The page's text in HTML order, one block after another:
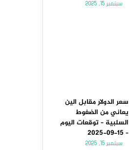
سبتمبر 15, 2025
سعر الدولار مقابل الين
يعاني من الضغوط
السلبية – توقعات اليوم
– 15-09-2025
سبتمبر 15, 2025